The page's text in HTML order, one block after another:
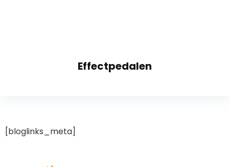
Effectpedalen
[bloglinks_meta]